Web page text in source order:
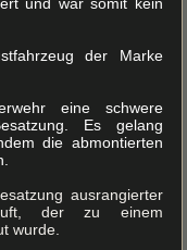
und war somit kein
der Marke
eine schwere
Es gelang
die abmontierten
ausrangierter
der zu einem
wurde.